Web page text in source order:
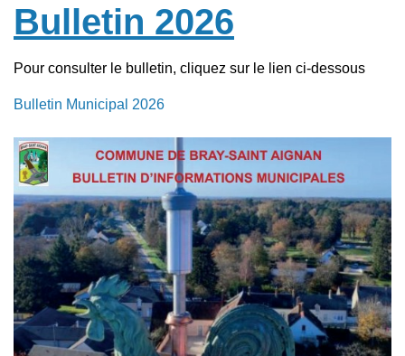
Bulletin 2026
Pour consulter le bulletin, cliquez sur le lien ci-dessous
Bulletin Municipal 2026